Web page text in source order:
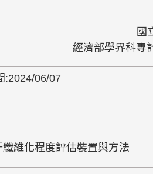
國
經濟部學界科專
:2024/
纖維化程度評估裝置與方法